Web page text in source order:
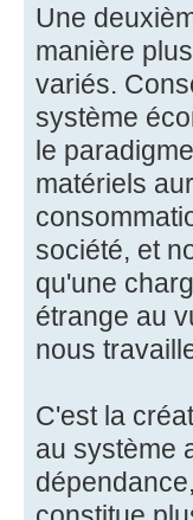
Une
manière
variés.
système
le
matériels
société, et
qu'une
étrange au
nous
C'est la
au système